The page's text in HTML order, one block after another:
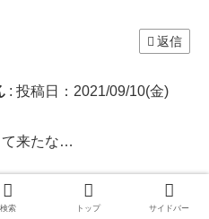
返信
: 投稿日：2021/09/10(金)
て来たな…
検索 トップ サイドバー